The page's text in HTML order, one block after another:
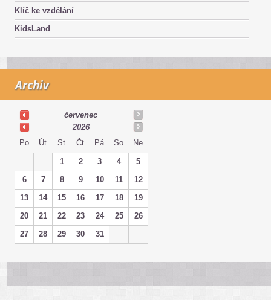
Klíč ke vzdělání
KidsLand
Archiv
červenec
2026
Po
Út St Čt Pá So Ne
1 2 3 4
5
6
7 8 9 10 11
12
13
14 15 16 17 18
19
20
21 22 23 24 25
26
27
28 29 30 31